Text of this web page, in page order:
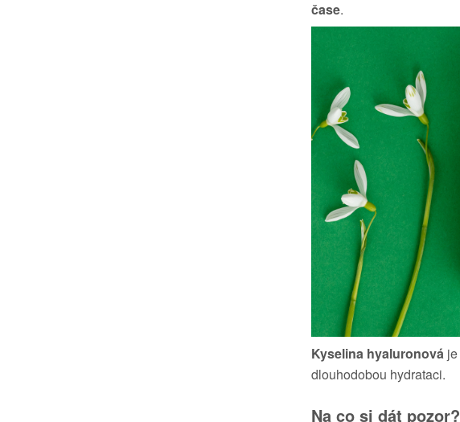
čase.
Kyselina hyaluronová je
dlouhodobou hydrataci.
Na co si dát pozor?